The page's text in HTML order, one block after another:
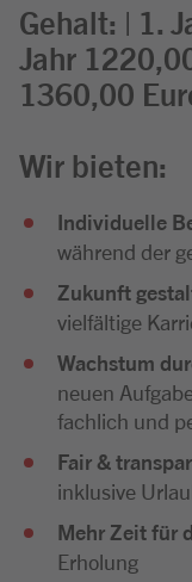
Gehalt: | 1.
Jahr
1360,00
Wir bieten:
Individuelle
während der
Zukunft
vielfältige
Wachstum
neuen
fachlich und
Fair &
inklusive
Mehr Zeit für
Erholung